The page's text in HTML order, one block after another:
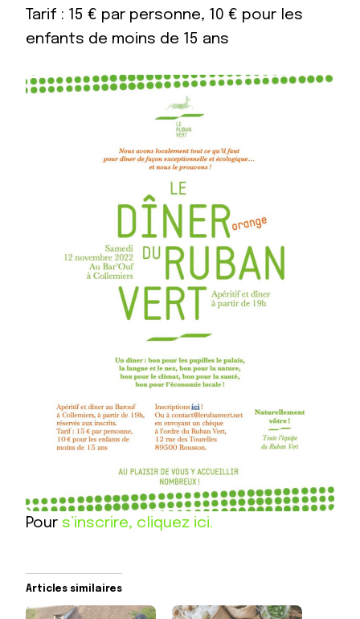
Tarif : 15 € par personne, 10 € pour les
enfants de moins de 15 ans
Pour s’inscrire, cliquez ici.
Articles similaires